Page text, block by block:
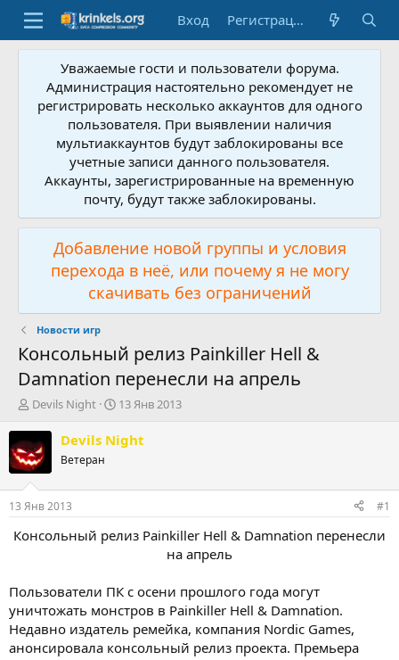
Вход Регистрация
Уважаемые гости и пользователи форума.
Администрация настоятельно рекомендует не
регистрировать несколько аккаунтов для одного
пользователя. При выявлении наличия
мультиаккаунтов будут заблокированы все
учетные записи данного пользователя.
Аккаунты, зарегистрированные на временную
почту, будут также заблокированы.
Добавление новой группы и условия
перехода в неё, или почему я не могу
скачивать без ограничений
Новости игр
Консольный релиз Painkiller Hell &
Damnation перенесли на апрель
А
т
о
р
т
м
ы
Devils Night
Д
т
а
а
л
13 Янв 2013
Devils Night
Ветеран
13 Янв 2013 #1
Консольный релиз Painkiller Hell & Damnation перенесли
на апрель
Пользователи ПК с осени прошлого года могут
уничтожать монстров в Painkiller Hell & Damnation.
Недавно издатель ремейка, компания Nordic Games,
анонсировала консольный релиз проекта. Премьера